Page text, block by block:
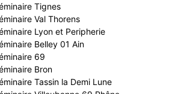
Tignes
Val Thorens
Lyon et Peripherie
Belley 01 Ain
69
Bron
Tassin la Demi Lune